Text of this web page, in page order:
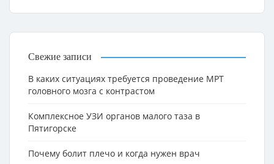
Свежие записи
В каких ситуациях требуется проведение МРТ
головного мозга с контрастом
Комплексное УЗИ органов малого таза в
Пятигорске
Почему болит плечо и когда нужен врач